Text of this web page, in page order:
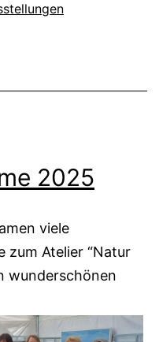
2025
viele
zum Atelier “Natur
wunderschönen